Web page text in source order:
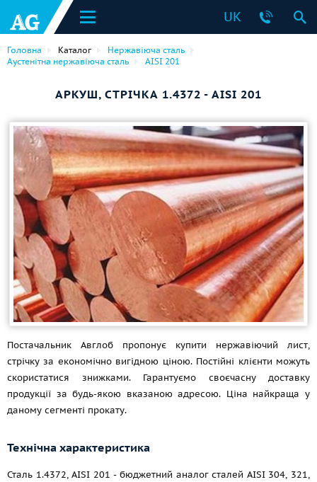
UK
Головна Каталог
Нержавіюча сталь
Аустенітна нержавіюча сталь
AISI 201
АРКУШ, СТРІЧКА 1.4372 - AISI 201
Постачальник Авглоб пропонує купити нержавіючий лист,
стрічку за економічно вигідною ціною. Постійні клієнти можуть
скористатися знижками. Гарантуємо своєчасну доставку
продукції за будь-якою вказаною адресою. Ціна найкраща у
даному сегменті прокату.
Технічна характеристика
Сталь 1.4372, AISI 201 - бюджетний аналог сталей AISI 304, 321,